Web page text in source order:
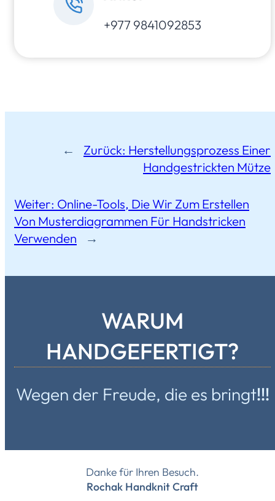
+977 9841092853
← Zurück: Herstellungsprozess Einer
Handgestrickten Mütze
Weiter: Online-Tools, Die Wir Zum Erstellen
Von Musterdiagrammen Für Handstricken
Verwenden
→
WARUM
HANDGEFERTIGT?
Wegen der Freude, die es bringt!!!
Danke für Ihren Besuch.
Rochak Handknit Craft